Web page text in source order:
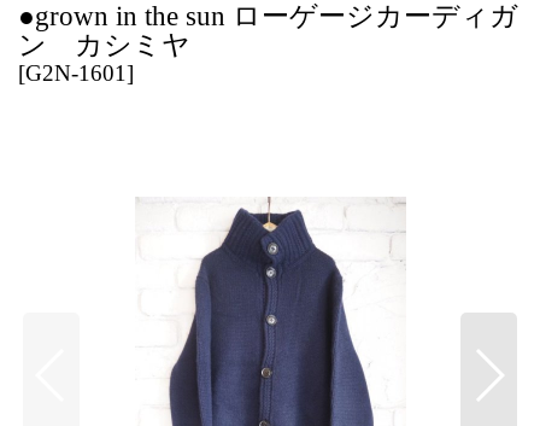
●grown in the sun ローゲージカーディガ
ン カシミヤ
[G2N-1601]